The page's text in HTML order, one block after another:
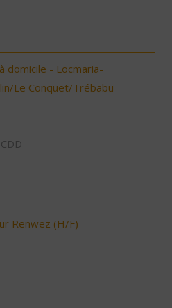
domicile - Locmaria-
Le Conquet/Trébabu -
Renwez (H/F)